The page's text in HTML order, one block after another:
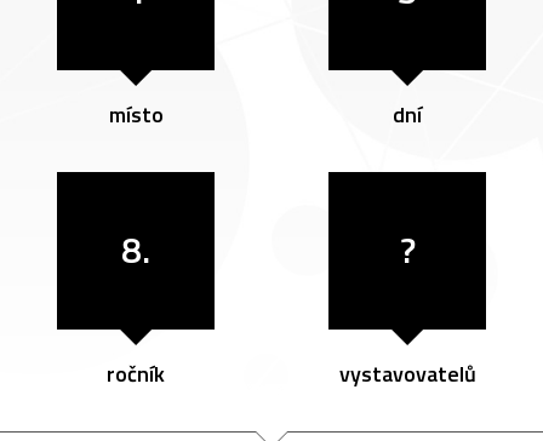
místo dní
8.
ročník
?
vystavovatelů